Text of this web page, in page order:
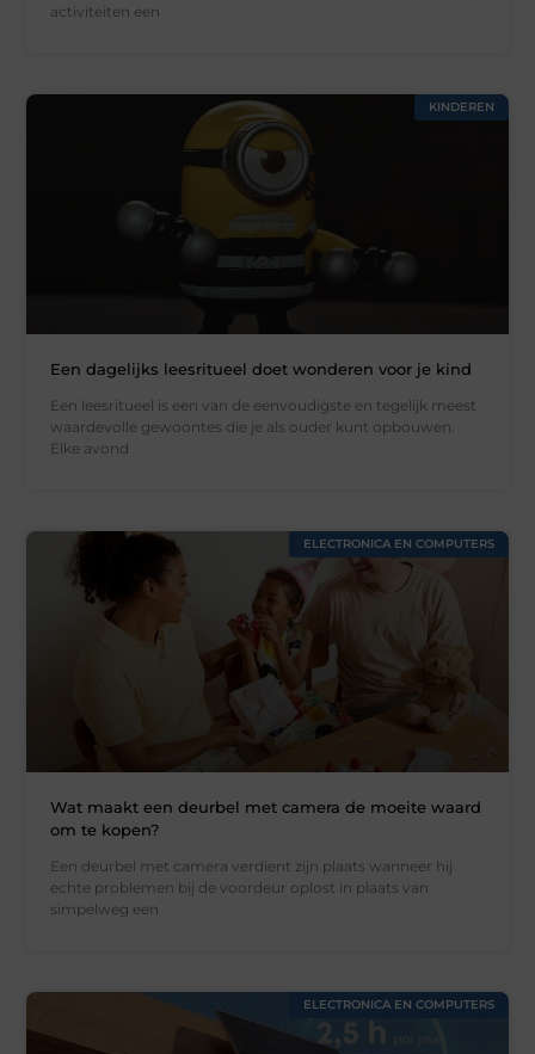
activiteiten een
KINDEREN
Een dagelijks leesritueel doet wonderen voor je kind
Een leesritueel is een van de eenvoudigste en tegelijk meest
waardevolle gewoontes die je als ouder kunt opbouwen.
Elke avond
ELECTRONICA EN COMPUTERS
Wat maakt een deurbel met camera de moeite waard
om te kopen?
Een deurbel met camera verdient zijn plaats wanneer hij
echte problemen bij de voordeur oplost in plaats van
simpelweg een
ELECTRONICA EN COMPUTERS